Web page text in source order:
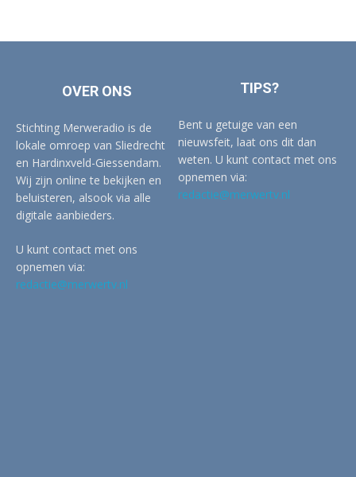
OVER ONS
Stichting Merweradio is de
lokale omroep van Sliedrecht
en Hardinxveld-Giessendam.
Wij zijn online te bekijken en
beluisteren, alsook via alle
digitale aanbieders.
U kunt contact met ons
opnemen via:
redactie@merwertv.nl
TIPS?
Bent u getuige van een
nieuwsfeit, laat ons dit dan
weten. U kunt contact met ons
opnemen via:
redactie@merwertv.nl